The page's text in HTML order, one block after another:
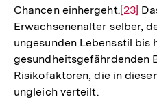
Chancen einhergeht.Zur
der
[23]
Erwachsenenalter selber,
ungesunden Lebensstil bis
gesundheitsgefährdenden
Risikofaktoren, die in
ungleich verteilt.